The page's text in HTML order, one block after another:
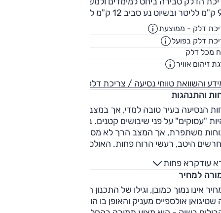
לליטר.
דלק - ממוצעת
דלק בפועל
מכל דלק
זיהום אוויר
והשוואת טווחי נסיעה / צריכת דלק
והתנהגות
הנסיעה בעיר טובה למדי, אך במצב הבולמים הרך הם עלולים
"עסוקים" על פני שיבושים קטנים. בכבישים הבין-עירוניים
משתפרת, אך המצב הרך לא מספיק מרוסן. רעשי הכביש
היטב, רעשי הרוח פחות. האולספייס מתנהל בכביש
ההיגוי מדויק למדי והתגובות להפניה מדודות. משקל ההגה
במצבי נהיגה רגילה, טוב יותר במצב 'ספורט'. לבלמים פעולה
והדרגתית.
עודקרא פחות
למחיר
אינו נמוך כמובן, וגילו של התכנון הבסיסי מורגש, אבל בהינתן
שטיגואן אולספייס מעניק והאופן בו הוא מבצע, וביחס למתחרים